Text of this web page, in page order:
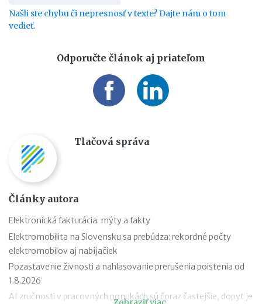
Našli ste chybu či nepresnosť v texte? Dajte nám o tom
vedieť.
Odporučte článok aj priateľom
Tlačová správa
Články autora
Elektronická fakturácia: mýty a fakty
Elektromobilita na Slovensku sa prebúdza: rekordné počty
elektromobilov aj nabíjačiek
Pozastavenie živnosti a nahlasovanie prerušenia poistenia od
1.8.2026
AI zručnosti v pracovných ponukách sú čoraz častejšie, dopyt je